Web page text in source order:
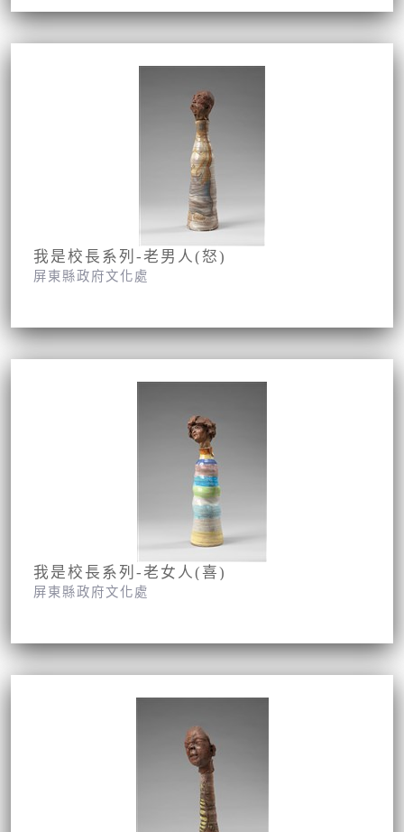
我是校長系列-老男人(怒)
屏東縣政府文化處
我是校長系列-老女人(喜)
屏東縣政府文化處